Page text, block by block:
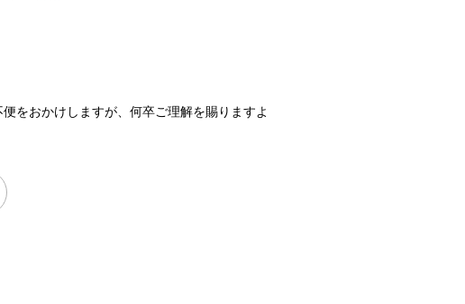
をおかけしますが、何卒ご理解を賜りますよ